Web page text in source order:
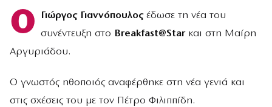
Ο Γιώργος Γιαννόπουλοςέδωσε τη νέα του
συνέντευξη στο Breakfast@Starκαι στη Μαίρη
Αργυριάδου.
Ο γνωστός ηθοποιός αναφέρθηκε στη νέα γενιά και
στις σχέσεις του με τον Πέτρο Φιλιππίδη.